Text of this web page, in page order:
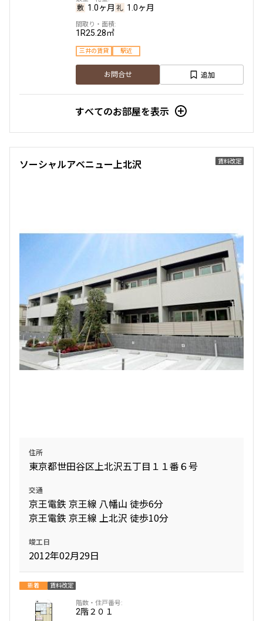
3年以内
5分以内
他条件
ペット可・相談
より詳細な絞り込み
64件
1.0ヶ月 1.0ヶ月
1R25.28㎡
三井の賃貸 駅近
お問合せ 追加
すべてのお部屋を表示
賃料改定
ソーシャルアベニュー上北沢
住所
東京都世田谷区上北沢五丁目１１番６号
交通
京王電鉄 京王線 八幡山 徒歩6分
京王電鉄 京王線 上北沢 徒歩10分
竣工日
2012年02月29日
新着 賃料改定
2階２０１